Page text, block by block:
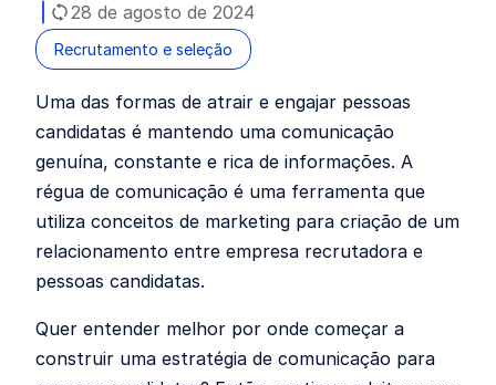
28 de agosto de 2024
Recrutamento e seleção
Uma das formas de atrair e engajar pessoas
candidatas é mantendo uma comunicação
genuína, constante e rica de informações. A
régua de comunicação é uma ferramenta que
utiliza conceitos de marketing para criação de um
relacionamento entre empresa recrutadora e
pessoas candidatas.
Quer entender melhor por onde começar a
construir uma estratégia de comunicação para